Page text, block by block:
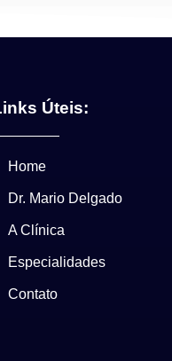
Úteis:
Home
Dr. Mario Delgado
A Clínica
Especialidades
Contato